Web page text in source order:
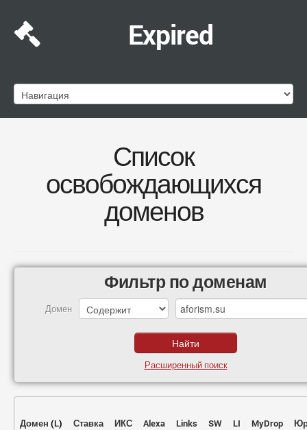
Expired
Список
освобождающихся
доменов
Фильтр по доменам
Домен
Расширенный поиск
Домен (L) Ставка ИКС Alexa Links SW LI MyDrop